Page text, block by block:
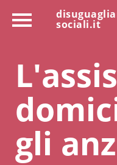
sociali.it
gli